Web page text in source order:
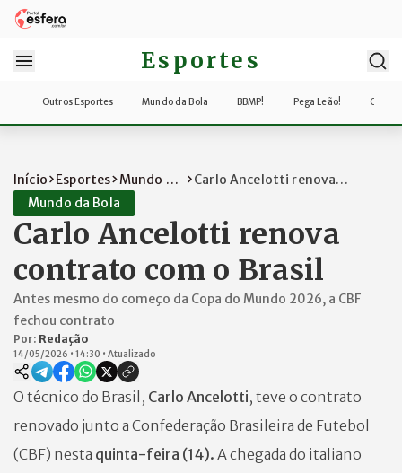
Esportes
Outros Esportes Mundo da Bola BBMP! Pega Leão! Copa
Início Esportes Mundo da
Bola
Carlo Ancelotti renova
Mundo da Bola
Carlo Ancelotti renova
contrato com o Brasil
Antes mesmo do começo da Copa do Mundo 2026, a CBF
fechou contrato
Por: Redação
14/05/2026 • 14:30 • Atualizado
O técnico do Brasil, Carlo Ancelotti, teve o contrato
renovado junto a Confederação Brasileira de Futebol
(CBF) nesta quinta-feira (14). A chegada do italiano